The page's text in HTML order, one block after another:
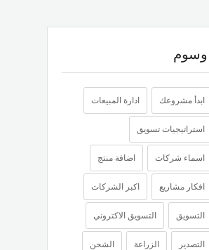
وسوم
ابدأ مشروعك ادارة المبيعات
استراتيجيات تسويق
اسماء شركات اضافة منتج
افكار مشاريع اكبر الشركات
التسويق التسويق الاكتروني
التصدير الزراعة الشحن